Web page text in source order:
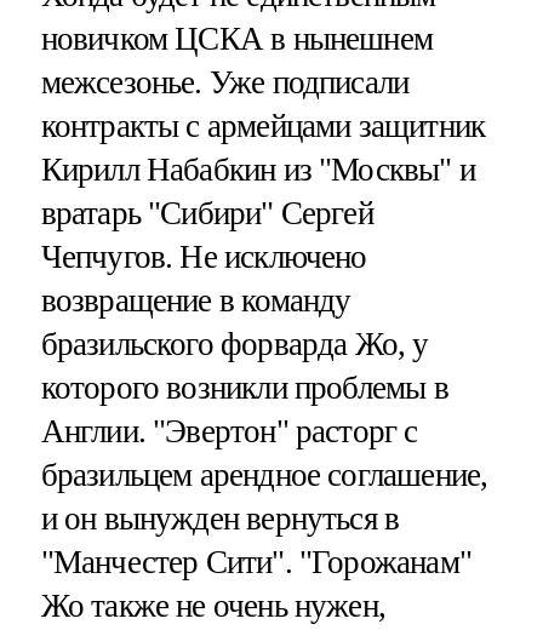
новичком ЦСКА в нынешнем
межсезонье. Уже подписали
контракты с армейцами защитник
Кирилл Набабкин из "Москвы" и
вратарь "Сибири" Сергей
Чепчугов. Не исключено
возвращение в команду
бразильского форварда Жо, у
которого возникли проблемы в
Англии. "Эвертон" расторг с
бразильцем арендное соглашение,
и он вынужден вернуться в
"Манчестер Сити". "Горожанам"
Жо также не очень нужен,